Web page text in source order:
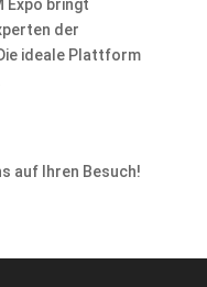
Expo bringt
der
ideale Plattform
auf Ihren Besuch!